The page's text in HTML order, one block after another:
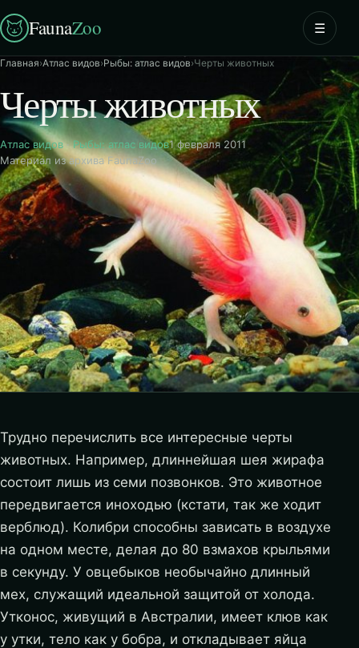
FaunaZoo ☰
Главная›Атлас видов›Рыбы: атлас видов›Черты животных
Черты животных
Атлас видов·Рыбы: атлас видов1 февраля 2011
Материал из архива FaunaZoo
Трудно перечислить все интересные черты
животных. Например, длиннейшая шея жирафа
состоит лишь из семи позвонков. Это животное
передвигается иноходью (кстати, так же ходит
верблюд). Колибри способны зависать в воздухе
на одном месте, делая до 80 взмахов крыльями
в секунду. У овцебыков необычайно длинный
мех, служащий идеальной защитой от холода.
Утконос, живущий в Австралии, имеет клюв как
у утки, тело как у бобра, и откладывает яйца